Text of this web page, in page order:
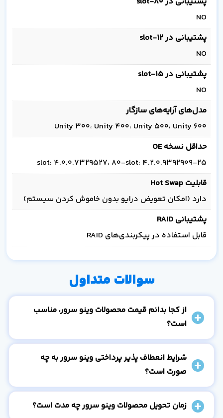
NO
پشتیبانی در 12-slot
NO
پشتیبانی در 15-slot
NO
مدل‌های آرایه‌های سازگار
Unity 300، Unity 400، Unity 500، Unity 600
حداقل نسخه OE
25-slot: 4.0.0.7329527، 80-slot: 4.2.0.9392909
قابلیت Hot Swap
دارد (امکان تعویض درایو بدون خاموش کردن سیستم)
پشتیبانی RAID
قابل استفاده در پیکربندی‌های RAID
سوالات متداول
از کجا بدانم قیمت محصولات وینو سرور، مناسب
است؟
شرایط انعطاف پذیر پرداختی وینو سرور به چه
صورت است؟
زمان تحویل محصولات وینو سرور چه مدت است؟